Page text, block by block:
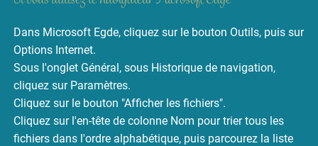
Dans Microsoft Egde, cliquez sur le bouton Outils, puis sur
Options Internet.
Sous l'onglet Général, sous Historique de navigation,
cliquez sur Paramètres.
Cliquez sur le bouton "Afficher les fichiers".
Cliquez sur l'en-tête de colonne Nom pour trier tous les
fichiers dans l'ordre alphabétique, puis parcourez la liste